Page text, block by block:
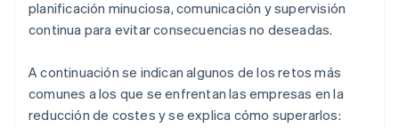
planificación minuciosa, comunicación y supervisión
continua para evitar consecuencias no deseadas.
A continuación se indican algunos de los retos más
comunes a los que se enfrentan las empresas en la
reducción de costes y se explica cómo superarlos: